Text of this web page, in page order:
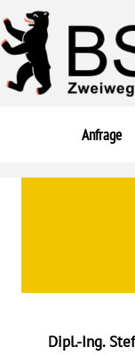
Anfrage
Dipl.-Ing.